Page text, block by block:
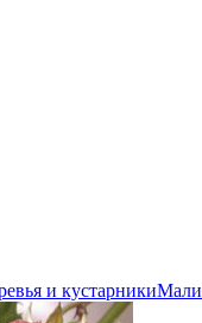
и кустарники